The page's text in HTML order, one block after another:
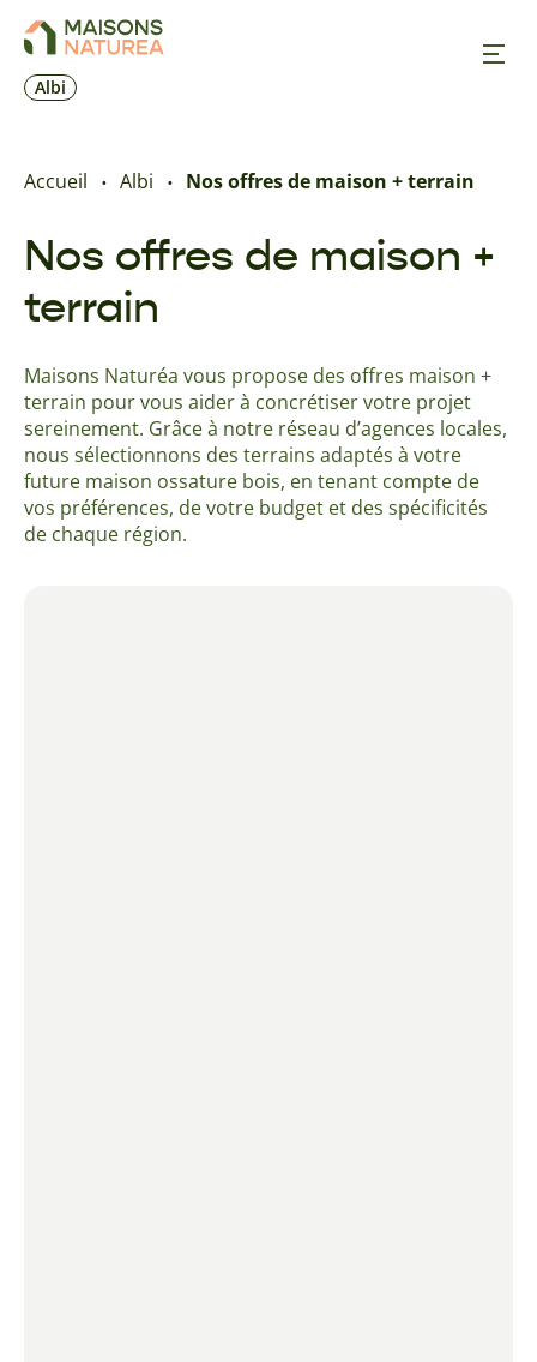
Albi
Nos offres
Prendre RDV
+33 5 32 09 70 17
Accueil Albi Nos offres de maison + terrain
Nos offres de maison +
terrain
Maisons Naturéa vous propose des offres maison +
terrain pour vous aider à concrétiser votre projet
sereinement. Grâce à notre réseau d’agences locales,
nous sélectionnons des terrains adaptés à votre
future maison ossature bois, en tenant compte de
vos préférences, de votre budget et des spécificités
de chaque région.